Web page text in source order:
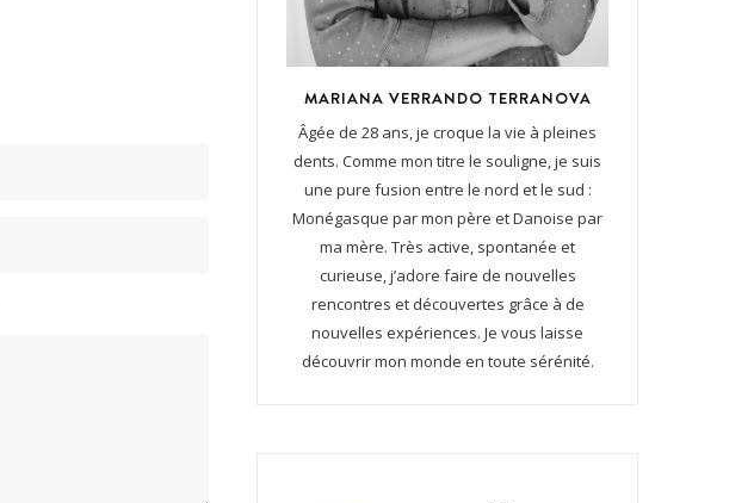
MARIANA VERRANDO TERRANOVA
Âgée de 28 ans, je croque la vie à pleines
dents. Comme mon titre le souligne, je suis
une pure fusion entre le nord et le sud :
Monégasque par mon père et Danoise par
ma mère. Très active, spontanée et
curieuse, j’adore faire de nouvelles
rencontres et découvertes grâce à de
nouvelles expériences. Je vous laisse
découvrir mon monde en toute sérénité.